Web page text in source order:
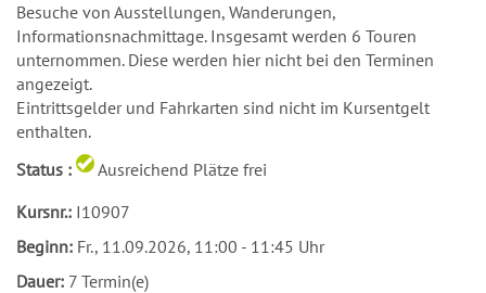
Besuche von Ausstellungen, Wanderungen,
Informationsnachmittage. Insgesamt werden 6 Touren
unternommen. Diese werden hier nicht bei den Terminen
angezeigt.
Eintrittsgelder und Fahrkarten sind nicht im Kursentgelt
enthalten.
Status :
Ausreichend Plätze frei
Kursnr.: I10907
Beginn: Fr., 11.09.2026, 11:00 - 11:45 Uhr
Dauer: 7 Termin(e)